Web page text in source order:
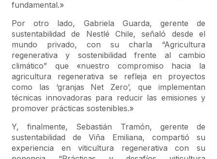
fundamental.»
Por otro lado, Gabriela Guarda, gerente de
sustentabilidad de Nestlé Chile, señaló desde el
mundo privado, con su charla “Agricultura
regenerativa y sostenibilidad frente al cambio
climático” que «nuestro compromiso hacia la
agricultura regenerativa se refleja en proyectos
como las ‘granjas Net Zero’, que implementan
técnicas innovadoras para reducir las emisiones y
promover prácticas sostenibles.»
Y, finalmente, Sebastián Tramón, gerente de
sustentabilidad de Viña Emiliana, compartió su
experiencia en viticultura regenerativa con su